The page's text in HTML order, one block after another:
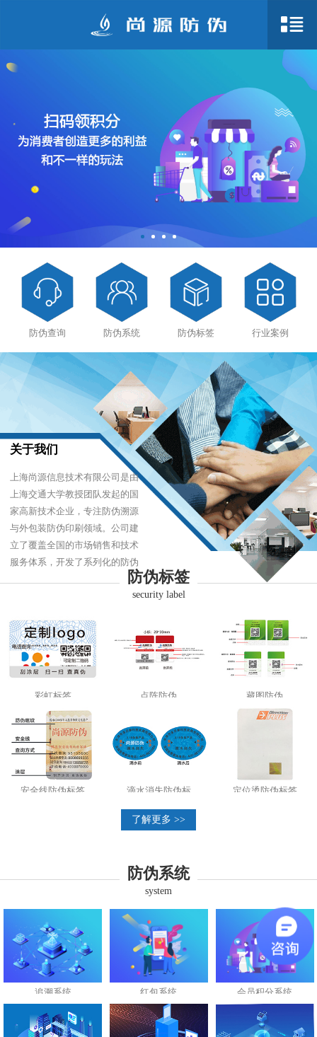
防伪查询 防伪系统 防伪标签 行业案例
关于我们
上海尚源信息技术有限公司是由
上海交通大学教授团队发起的国
家高新技术企业，专注防伪溯源
与外包装防伪印刷领域。公司建
立了覆盖全国的市场销售和技术
服务体系，开发了系列化的防伪
产品，以难仿制、易识别、优成
本的技术，经受住了市场的严酷
防伪标签
security label
彩虹标签 点阵防伪 藏图防伪
安全线防伪标签 滴水消失防伪标 定位烫防伪标签
了解更多 >>
防伪系统
system
追溯系统 红包系统 会员积分系统